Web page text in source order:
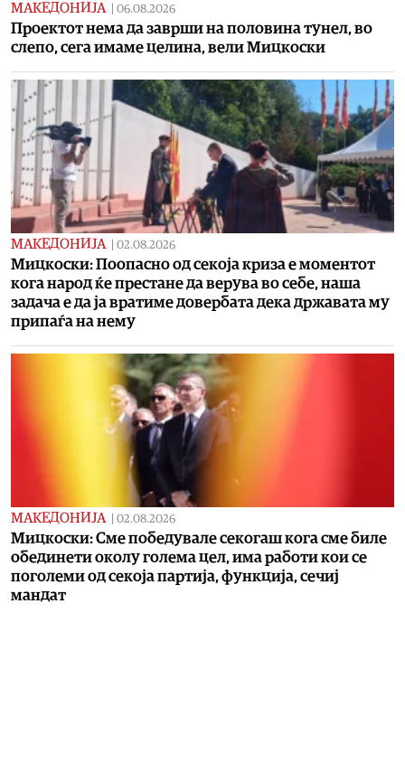
МАКЕДОНИЈА 06.08.2026
Проектот нема да заврши на половина тунел, во
слепо, сега имаме целина, вели Мицкоски
МАКЕДОНИЈА 02.08.2026
Мицкоски: Поопасно од секоја криза е моментот
кога народ ќе престане да верува во себе, наша
задача е да ја вратиме довербата дека државата му
припаѓа на нему
МАКЕДОНИЈА 02.08.2026
Мицкоски: Сме победувале секогаш кога сме биле
обединети околу голема цел, има работи кои се
поголеми од секоја партија, функција, сечиј
мандат